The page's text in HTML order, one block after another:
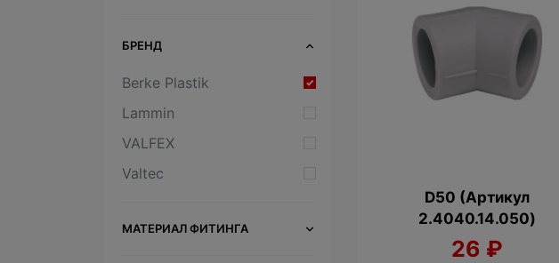
БРЕНД
Berke Plastik
Lammin
VALFEX
Valtec
МАТЕРИАЛ ФИТИНГА
D50 (Артикул
2.4040.14.050)
26 ₽